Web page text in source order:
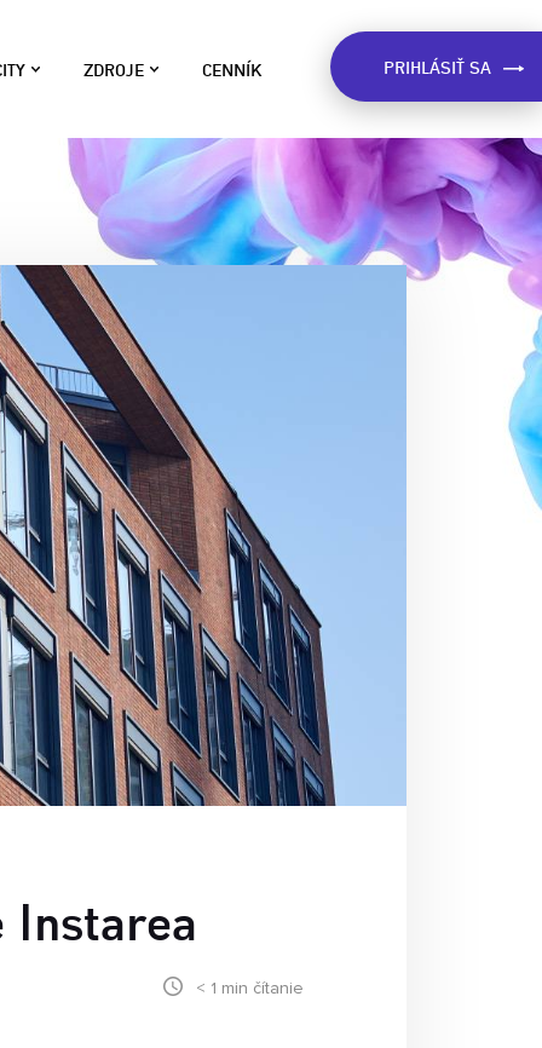
fungovanie
s
MESTÁ A
použitia Market
ZDROJE
sme zistili o Slovákoch na
dát, inšpirácie pre kampane,
upozornenia a viac.
ŠTÚDIE
príklady použitia Market
Dozviete sa ako
firmy pri esemeskovej
LOCATOR WIKI
na použitie Market Locatora
užitočné rady pre vytvýranie
OTÁZKY
máte s niečim problém môžete
tu. Na tieto otázky
najčastejšie.
CENNÍK PRIHLÁSIŤ SA
< 1 min čítanie